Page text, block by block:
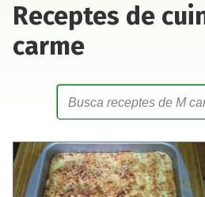
Receptes de
carme